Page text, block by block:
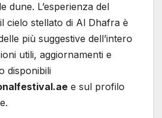
dune. L’esperienza del
cielo stellato di Al Dhafra è
più suggestive dell’intero
utili, aggiornamenti e
disponibili
e sul profilo